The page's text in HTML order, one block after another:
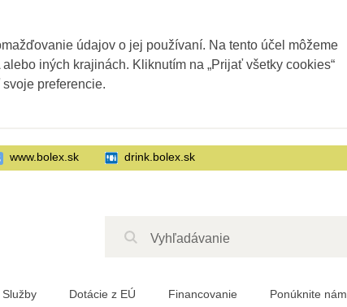
Služby Dotácie z EÚ Financovanie Ponúknite nám
www.bolex.sk drink.bolex.sk
údajov o jej používaní. Na tento účel môžeme
iných krajinách. Kliknutím na „Prijať všetky cookies“
preferencie.